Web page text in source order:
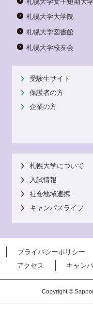
札幌大学大学院
札幌大学図書館
札幌大学校友会
受験生サイト
保護者の方
企業の方
札幌大学について
入試情報
社会地域連携
キャンパスライフ
プライバシーポリシー
アクセス
キャン
Copyright ©